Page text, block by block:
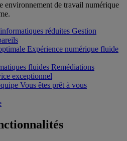
environnement de travail numérique
réduites Gestion
Expérience numérique fluide
fluides Remédiations
exceptionnel
Vous êtes prêt à vous